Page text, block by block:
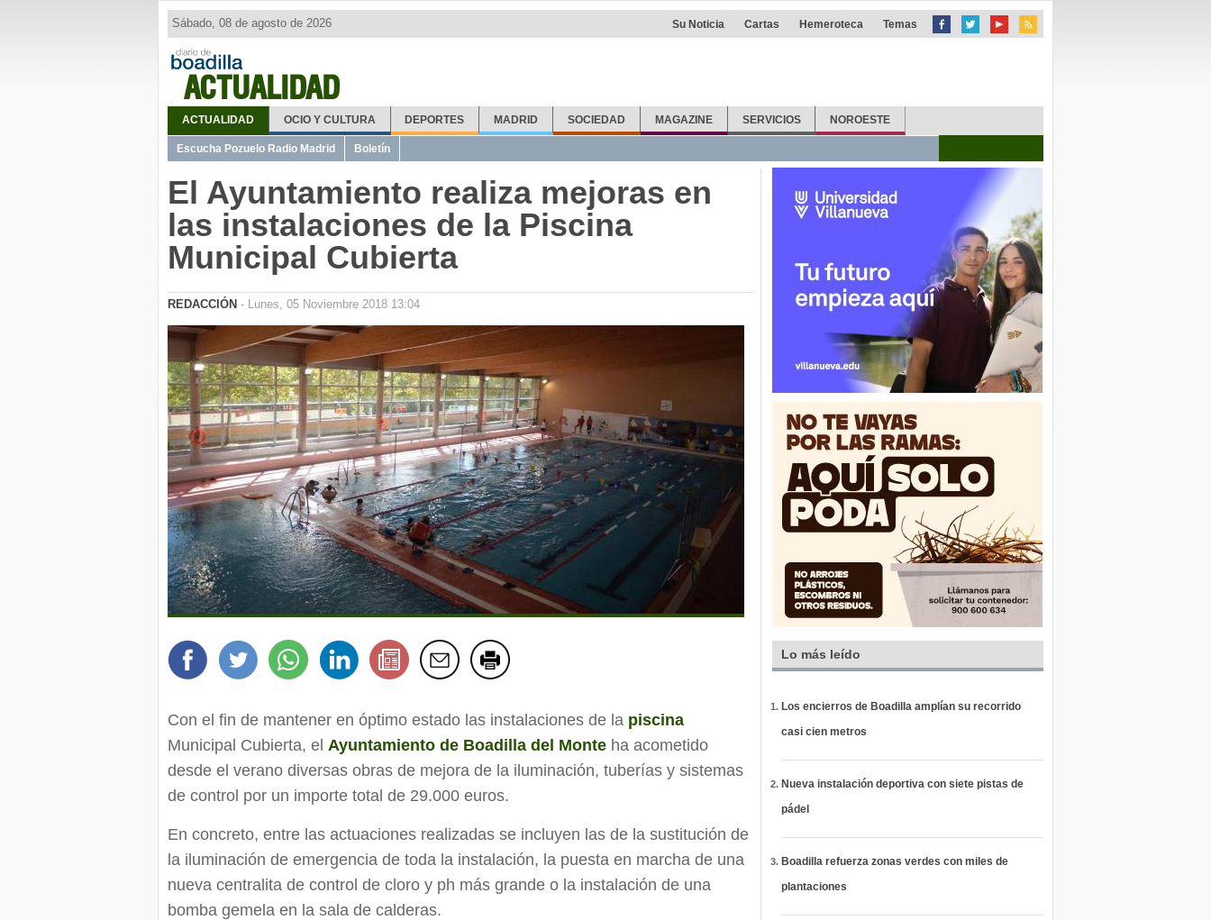
ACTUALIDAD
Sábado, 08 de agosto de 2026 Su Noticia Cartas Hemeroteca Temas
ACTUALIDAD OCIO Y CULTURA DEPORTES MADRID SOCIEDAD MAGAZINE SERVICIOS NOROESTE
Escucha Pozuelo Radio Madrid Boletín
El Ayuntamiento realiza mejoras en
las instalaciones de la Piscina
Municipal Cubierta
REDACCIÓN - Lunes, 05 Noviembre 2018 13:04
Con el fin de mantener en óptimo estado las instalaciones de la piscina
Municipal Cubierta, el Ayuntamiento de Boadilla del Monte ha acometido
desde el verano diversas obras de mejora de la iluminación, tuberías y sistemas
de control por un importe total de 29.000 euros.
En concreto, entre las actuaciones realizadas se incluyen las de la sustitución de
la iluminación de emergencia de toda la instalación, la puesta en marcha de una
nueva centralita de control de cloro y ph más grande o la instalación de una
bomba gemela en la sala de calderas.
Lo más leído
Los encierros de Boadilla amplían su recorrido
casi cien metros
Nueva instalación deportiva con siete pistas de
pádel
Boadilla refuerza zonas verdes con miles de
plantaciones